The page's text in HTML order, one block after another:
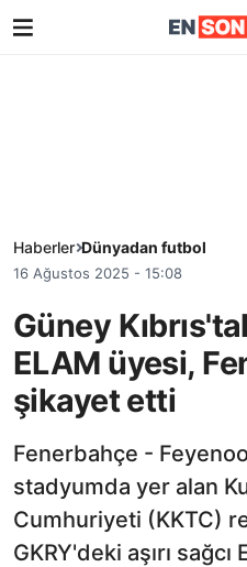
Haberler Dünyadan futbol
16 Ağustos 2025 - 15:08
Güney
ELAM üyesi,
şikayet etti
Fenerbahçe -
stadyumda yer alan
Cumhuriyeti (KKTC)
GKRY'deki aşırı sağcı